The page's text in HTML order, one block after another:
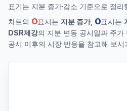
표기는 지분 증가·감소 기준으로 정리
차트의 O표시는 지분 증가, O표시는
DSR제강의 지분 변동 공시일과 주가
공시 이후의 시장 반응을 참고해 보시